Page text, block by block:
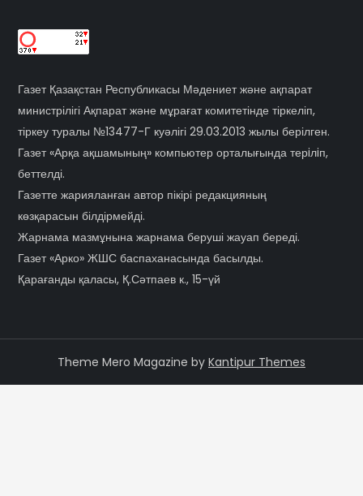
Газет Қазақстан Республикасы Мәдениет және ақпарат
министрілігі Ақпарат және мұрағат комитетінде тіркеліп,
тіркеу туралы №13477-Г куәлігі 29.03.2013 жылы берілген.
Газет «Арқа ақшамының» компьютер орталығында терiлiп,
беттелді.
Газетте жарияланған автор пікірі редакцияның
көзқарасын білдірмейді.
Жарнама мазмұнына жарнама беруші жауап береді.
Газет «Арко» ЖШС баспаханасында басылды.
Қарағанды қаласы, Қ.Сәтпаев к., 15-үй
Theme Mero Magazine by Kantipur Themes